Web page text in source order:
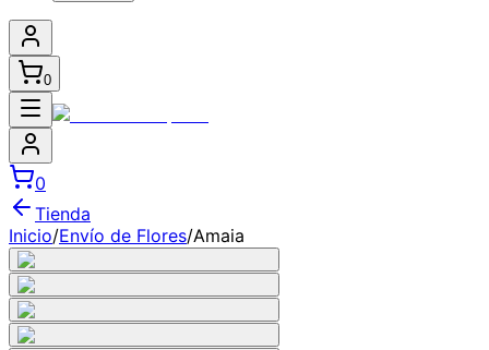
0
0
Tienda
Inicio/Envío de Flores/Amaia